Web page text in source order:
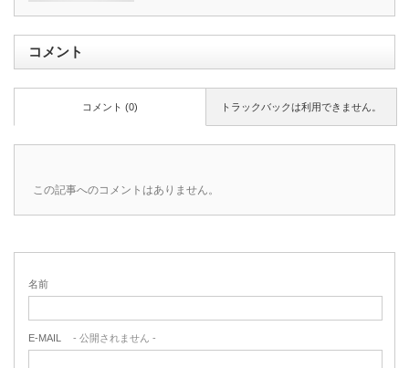
コメント
トラックバックは利用できません。
コメント (0)
この記事へのコメントはありません。
名前
E-MAIL - 公開されません -